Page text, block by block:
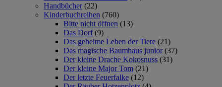
Handbücher (22)
Kinderbuchreihen (760)
Bitte nicht öffnen (13)
Das Dorf (9)
Das geheime Leben der Tiere (21)
Das magische Baumhaus junior (37)
Der kleine Drache Kokosnuss (31)
Der kleine Major Tom (21)
Der letzte Feuerfalke (12)